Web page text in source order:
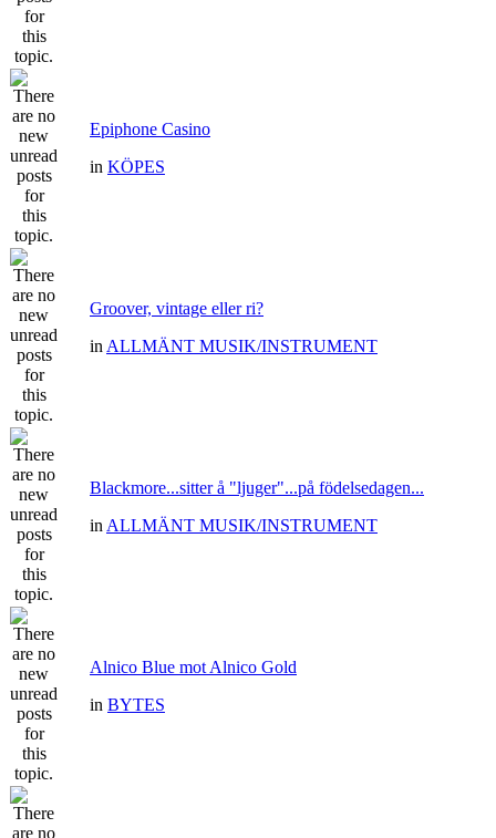
Epiphone Casino
in KÖPES
Groover, vintage eller ri?
in ALLMÄNT MUSIK/INSTRUMENT
Blackmore...sitter å "ljuger"...på födelsedagen...
in ALLMÄNT MUSIK/INSTRUMENT
Alnico Blue mot Alnico Gold
in BYTES